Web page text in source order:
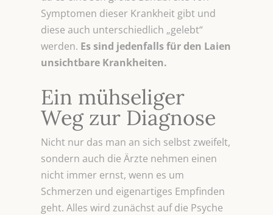
Symptomen dieser Krankheit gibt und
diese auch unterschiedlich „gelebt“
werden. Es sind jedenfalls für den Laien
unsichtbare Krankheiten.
Ein mühseliger
Weg zur Diagnose
Nicht nur das man an sich selbst zweifelt,
sondern auch die Ärzte nehmen einen
nicht immer ernst, wenn es um
Schmerzen und eigenartiges Empfinden
geht. Alles wird zunächst auf die Psyche